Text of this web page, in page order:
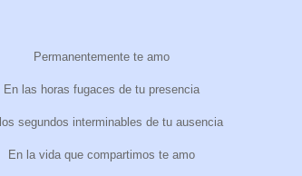
Permanentemente te amo
En las horas fugaces de tu presencia
segundos interminables de tu ausencia
En la vida que compartimos te amo